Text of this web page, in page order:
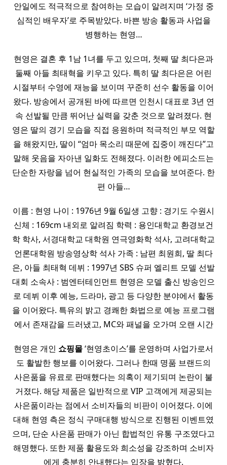
안일에도 적극적으로 참여하는 모습이 알려지며 ‘가정 중
심적인 배우자’로 주목받았다. 바쁜 방송 활동과 사업을
병행하는 현영…
현영은 결혼 후 1남 1녀를 두고 있으며, 첫째 딸 최다은과
둘째 아들 최태혁을 키우고 있다. 특히 딸 최다은은 어린
시절부터 수영에 재능을 보이며 꾸준히 선수 활동을 이어
왔다. 방송에서 공개된 바에 따르면 인천시 대표로 3년 연
속 선발될 만큼 뛰어난 실력을 갖춘 것으로 알려졌다. 현
영은 딸의 경기 모습을 직접 응원하며 적극적인 부모 역할
을 해왔지만, 딸이 “엄마 목소리 때문에 집중이 깨진다”고
말해 웃음을 자아낸 일화도 전해졌다. 이러한 에피소드는
단순한 자랑을 넘어 현실적인 가족의 모습을 보여준다. 한
편 아들…
이름 : 현영 나이 : 1976년 9월 6일생 고향 : 경기도 수원시
신체 : 169cm 내외로 알려짐 학력 : 용인대학교 환경보건
학 학사, 서경대학교 대학원 연극영화학 석사, 고려대학교
언론대학원 방송영상학 석사 가족 : 남편 최원희, 딸 최다
은, 아들 최태혁 데뷔 : 1997년 SBS 슈퍼 엘리트 모델 선발
대회 소속사 : 범엔터테인먼트 현영은 모델 출신 방송인으
로 데뷔 이후 예능, 드라마, 광고 등 다양한 분야에서 활동
을 이어왔다. 특유의 밝고 경쾌한 화법으로 예능 프로그램
에서 존재감을 드러냈고, MC와 패널을 오가며 오랜 시간
현영은 개인 쇼핑몰‘현영초이스’를 운영하며 사업가로서
도 활발한 행보를 이어왔다. 그러나 한때 명품 브랜드의
사은품을 유료로 판매했다는 의혹이 제기되며 논란이 불
거졌다. 해당 제품은 일반적으로 VIP 고객에게 제공되는
사은품이라는 점에서 소비자들의 비판이 이어졌다. 이에
대해 현영 측은 정식 구매대행 방식으로 진행된 이벤트였
으며, 단순 사은품 판매가 아닌 합법적인 유통 구조였다고
해명했다. 또한 제품 활용도와 희소성을 강조하며 소비자
에게 충분히 안내했다는 입장을 밝혔다.